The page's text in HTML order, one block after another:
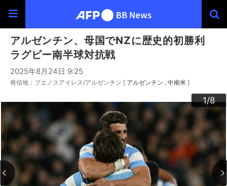
アルゼンチン、母国でNZに歴史的初勝利
ラグビー南半球対抗戦
2025年8月24日 9:25
発信地：ブエノスアイレス/アルゼンチン [ アルゼンチン 中南米 ]
1/8
2/8
3/8
4/8
5/8
6/8
7/8
8/8